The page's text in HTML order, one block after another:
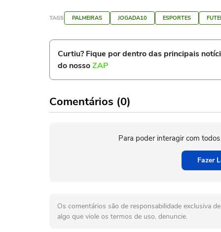
TAGS PALMEIRAS JOGADA10 ESPORTES
Curtiu? Fique por dentro das principais
do nossoZAP
Comentários (0)
Para poder interagir com
Fazer
Os comentários são de responsabilidade exclusiva
algo que viole os termos de uso, denuncie.